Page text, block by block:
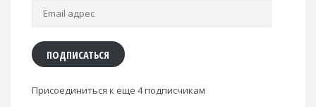
Email
ПОДПИСАТЬСЯ
Присоединиться к еще 4 подписчикам